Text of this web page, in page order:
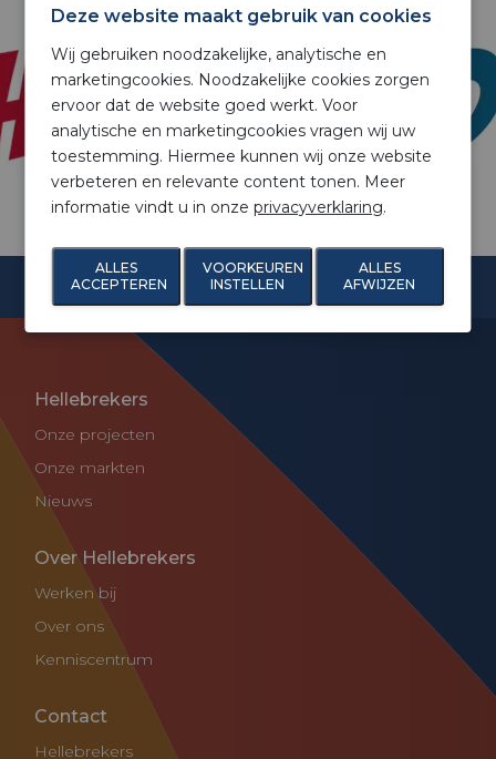
Deze website maakt gebruik van cookies
Wij gebruiken noodzakelijke, analytische en
marketingcookies. Noodzakelijke cookies zorgen
ervoor dat de website goed werkt. Voor
analytische en marketingcookies vragen wij uw
toestemming. Hiermee kunnen wij onze website
verbeteren en relevante content tonen. Meer
informatie vindt u in onzeprivacyverklaring.
ALLES
ACCEPTEREN
VOORKEUREN
INSTELLEN
ALLES
AFWIJZEN
Hellebrekers
Onze projecten
Onze markten
Nieuws
Over Hellebrekers
Werken bij
Over ons
Kenniscentrum
Contact
Hellebrekers